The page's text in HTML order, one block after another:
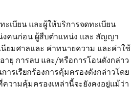
เบียน และผู้ให้บริการจดทะเบียน
งคนก่อน ผู้สืบตำแหน่ง และ สัญญา
นียมศาลและ ค่าทนายความ และค่าใช้
ายุ การลบ และ/หรือการโอนดังกล่าว
รเรียกร้องการคุ้มครองดังกล่าวโดย
วามคุ้มครองเหล่านี้จะยังคงอยู่แม้ว่า